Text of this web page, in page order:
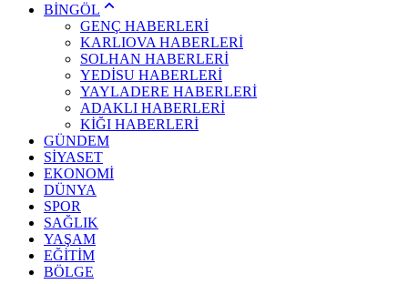
BİNGÖL
GENÇ HABERLERİ
KARLIOVA HABERLERİ
SOLHAN HABERLERİ
YEDİSU HABERLERİ
YAYLADERE HABERLERİ
ADAKLI HABERLERİ
KİĞI HABERLERİ
GÜNDEM
SİYASET
EKONOMİ
DÜNYA
SPOR
SAĞLIK
YAŞAM
EĞİTİM
BÖLGE